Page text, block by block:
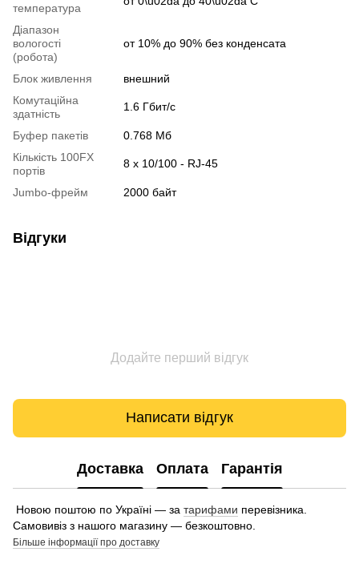
температура
Діапазон
вологості
(робота)
от 10% до 90% без конденсата
Блок живлення
внешний
Комутаційна
здатність
1.6 Гбит/с
Буфер пакетів
0.768 Мб
Кількість 100FX
портів
8 х 10/100 - RJ-45
Jumbo-фрейм 2000 байт
Відгуки
Додайте перший відгук
Написати відгук
Доставка Оплата Гарантія
Новою поштою по Україні — за тарифами перевізника.
Самовивіз з нашого магазину — безкоштовно.
Більше інформації про доставку